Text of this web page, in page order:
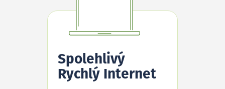
Spolehlivý
Rychlý Internet